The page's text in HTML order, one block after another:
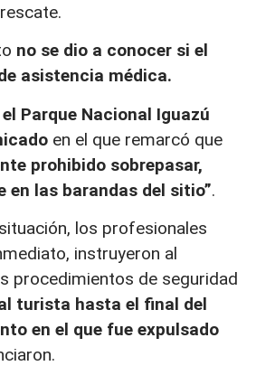
no se dio a conocer si el
asistencia médica.
el Parque Nacional Iguazú
en el que remarcó que
prohibido sobrepasar,
en las barandas del sitio”.
los profesionales
instruyeron al
procedimientos de seguridad
turista hasta el final del
en el que fue expulsado